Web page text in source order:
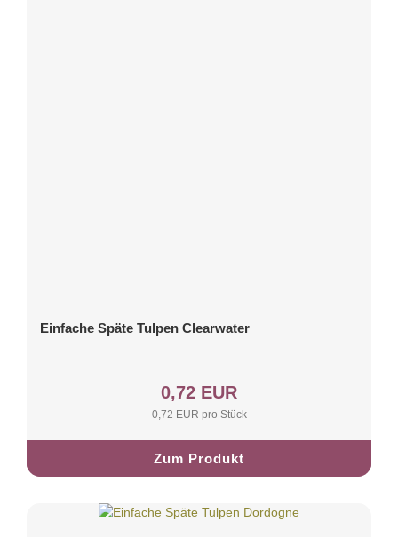
Einfache Späte Tulpen Clearwater
0,72 EUR
0,72 EUR pro Stück
Zum Produkt